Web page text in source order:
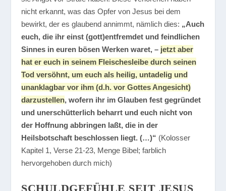
nicht erkannt, was das Opfer von Jesus bei dem
bewirkt, der es glaubend annimmt, nämlich dies: „Auch
euch, die ihr einst (gott)entfremdet und feindlichen
Sinnes in euren bösen Werken waret, – jetzt aber
hat er euch in seinem Fleischesleibe durch seinen
Tod versöhnt, um euch als heilig, untadelig und
unanklagbar vor ihm (d.h. vor Gottes Angesicht)
darzustellen, wofern ihr im Glauben fest gegründet
und unerschütterlich beharrt und euch nicht von
der Hoffnung abbringen laßt, die in der
Heilsbotschaft beschlossen liegt. (…)“ (Kolosser
Kapitel 1, Verse 21-23, Menge Bibel; farblich
hervorgehoben durch mich)
SCHULDGEFÜHLE SEIT JESUS